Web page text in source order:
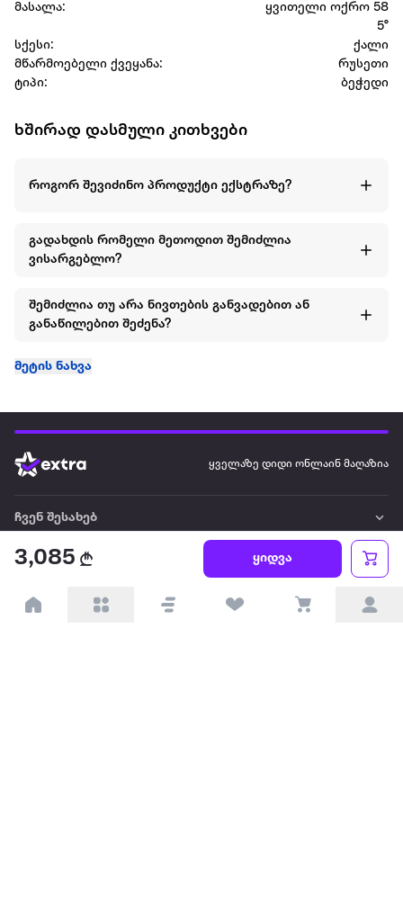
3,085 ყიდვა
მასალა:
ყვითელი ოქრო 58
5°
სქესი:
ქალი
მწარმოებელი ქვეყანა:
რუსეთი
ტიპი:
ბეჭედი
ხშირად დასმული კითხვები
როგორ შევიძინო პროდუქტი ექსტრაზე?
გადახდის რომელი მეთოდით შემიძლია
ვისარგებლო?
შემიძლია თუ არა ნივთების განვადებით ან
განაწილებით შეძენა?
მეტის ნახვა
ყველაზე დიდი ონლაინ მაღაზია
ჩვენ შესახებ
წესები და პირობები
პარტნიორებისთვის